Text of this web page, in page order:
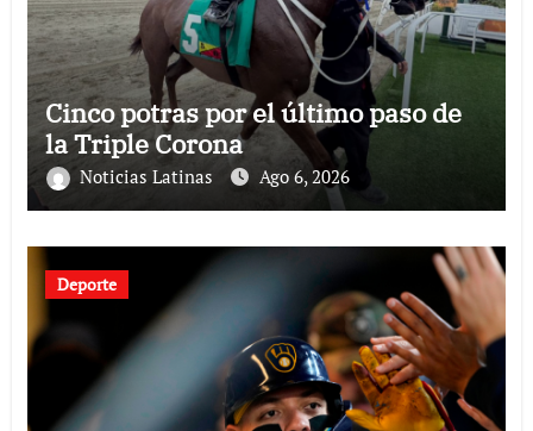
Cinco potras por el último paso de
la Triple Corona
Noticias Latinas Ago 6, 2026
Deporte